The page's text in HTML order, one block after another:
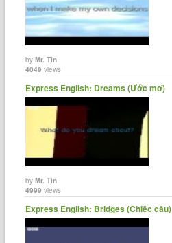
byMr. Tin
4049 views
Express English: Dreams (Ước mơ)
byMr. Tin
4999 views
Express English: Bridges (Chiếc cầu)